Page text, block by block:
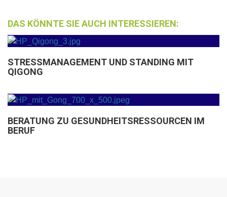
DAS KÖNNTE SIE AUCH INTERESSIEREN:
STRESSMANAGEMENT UND STANDING MIT
QIGONG
BERATUNG ZU GESUNDHEITSRESSOURCEN IM
BERUF